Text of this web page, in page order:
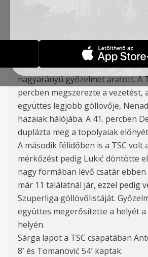
A TSC csapata idegenben nyert
lučani Mladost ellen a Szuperliga
A topolyai csapat magabiztosan
nagyarányú győzelmet aratott. A
percben megszerezte a vezetést,
együttes legjobb góllövője,
hazaiak hálójába. A 41. percben
duplázta meg a topolyaiak
A második félidőben is a TSC volt
mérkőzést pedig Lukić döntötte
nagy formában lévő csatár ebben
már 11 találatnál jár, ezzel pedig
Szuperliga góllövőlistáját.
együttes megerősítette a helyét
helyén.
Sárga lapot a TSC csapatában
8′ és Tomanović 54′ kaptak.